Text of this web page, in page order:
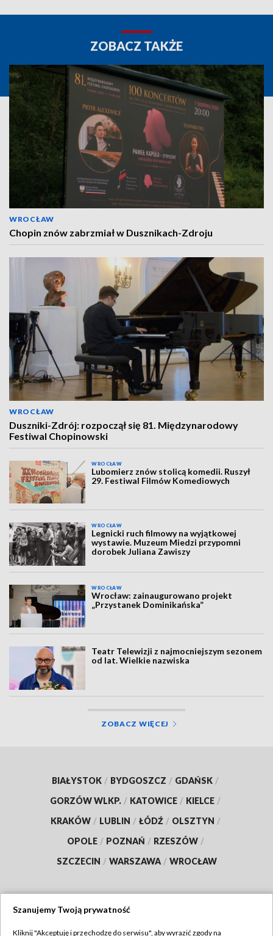
ZOBACZ TAKŻE
WROCŁAW
Chopin znów zabrzmiał w Dusznikach-Zdroju
WROCŁAW
Duszniki-Zdrój: rozpoczął się 81. Międzynarodowy
Festiwal Chopinowski
WROCŁAW
Lubomierz znów stolicą komedii. Ruszył
29. Festiwal Filmów Komediowych
WROCŁAW
Legnicki ruch filmowy na wyjątkowej
wystawie. Muzeum Miedzi przypomni
dorobek Juliana Zawiszy
WROCŁAW
Wrocław: zainaugurowano projekt
„Przystanek Dominikańska”
Teatr Telewizji z najmocniejszym sezonem
od lat. Wielkie nazwiska
ZOBACZ WIĘCEJ
BIAŁYSTOK / BYDGOSZCZ / GDAŃSK /
GORZÓW WLKP. / KATOWICE / KIELCE /
KRAKÓW / LUBLIN / ŁÓDŹ / OLSZTYN /
OPOLE / POZNAŃ / RZESZÓW /
SZCZECIN / WARSZAWA / WROCŁAW
Szanujemy Twoją prywatność
Kliknij "Akceptuję i przechodzę do serwisu", aby wyrazić zgody na